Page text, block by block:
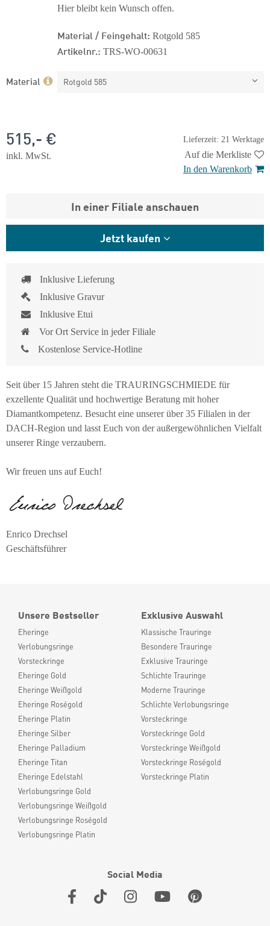
Hier bleibt kein Wunsch offen.
Material / Feingehalt: Rotgold 585
Artikelnr.: TRS-WO-00631
Material Rotgold 585
Lieferzeit: 21 Werktage
515,- €
inkl. MwSt.
Auf die Merkliste
In den Warenkorb
In einer Filiale anschauen
Jetzt kaufen
Inklusive Lieferung
Inklusive Gravur
Inklusive Etui
Vor Ort Service in jeder Filiale
Kostenlose Service-Hotline
Seit über 15 Jahren steht die TRAURINGSCHMIEDE für
exzellente Qualität und hochwertige Beratung mit hoher
Diamantkompetenz. Besucht eine unserer über 35 Filialen in der
DACH-Region und lasst Euch von der außergewöhnlichen Vielfalt
unserer Ringe verzaubern.
Wir freuen uns auf Euch!
Enrico Drechsel
Geschäftsführer
Unsere Bestseller
Eheringe
Verlobungsringe
Vorsteckringe
Eheringe Gold
Eheringe Weißgold
Eheringe Roségold
Eheringe Platin
Eheringe Silber
Eheringe Palladium
Eheringe Titan
Eheringe Edelstahl
Verlobungsringe Gold
Verlobungsringe Weißgold
Verlobungsringe Roségold
Verlobungsringe Platin
Exklusive Auswahl
Klassische Trauringe
Besondere Trauringe
Exklusive Trauringe
Schlichte Trauringe
Moderne Trauringe
Schlichte Verlobungsringe
Vorsteckringe
Vorsteckringe Gold
Vorsteckringe Weißgold
Vorsteckringe Roségold
Vorsteckringe Platin
Social Media